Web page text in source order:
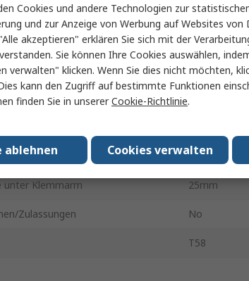
Typ Klemme
Klemme
25mm
Harz
unter Klemmarm 25mm
Zulassungen No
T58
Cookies und andere Technologien zur
und zur Anzeige von Werbung auf Websites
akzeptieren" erklären Sie sich mit der
Sie können Ihre Cookies auswählen,
verwalten" klicken. Wenn Sie dies nicht möchten,
kann den Zugriff auf bestimmte Funktionen
finden Sie in unsererCookie-Richtlinie.
Cookies verwalten
ablehnen